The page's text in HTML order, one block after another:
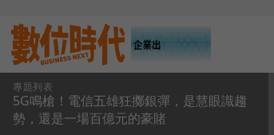
專題列表
5G鳴槍！電信五雄狂擲銀彈，是慧眼識趨
勢，還是一場百億元的豪賭